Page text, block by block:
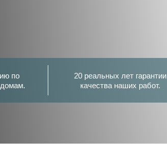
по
20 реальных лет гарантии
качества наших работ.